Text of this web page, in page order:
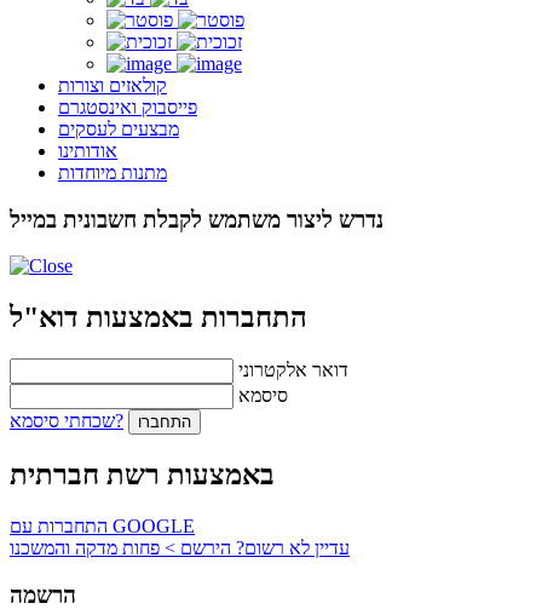
קולאזים וצורות
פייסבוק ואינסטגרם
מבצעים לעסקים
אודותינו
מתנות מיוחדות
נדרש ליצור משתמש לקבלת חשבונית במייל
התחברות באמצעות דוא"ל
דואר אלקטרוני
סיסמא
שכחתי סיסמא?
התחברו
באמצעות רשת חברתית
התחברות עם GOOGLE
עדיין לא רשום? הירשם > פחות מדקה והמשכנו
הרשמה